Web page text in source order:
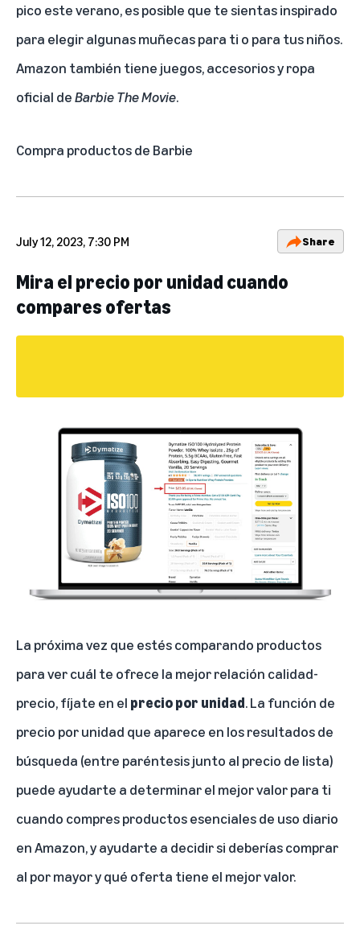
pico este verano, es posible que te sientas inspirado
para elegir algunas muñecas para ti o para tus niños.
Amazon también tiene juegos, accesorios y ropa
oficial deBarbie The Movie.
Compra productos de Barbie
July 12, 2023, 7:30 PM Share
Mira el precio por unidad cuando
compares ofertas
La próxima vez que estés comparando productos
para ver cuál te ofrece la mejor relación calidad-
precio, fíjate en el precio por unidad. La función de
precio por unidad que aparece en los resultados de
búsqueda (entre paréntesis junto al precio de lista)
puede ayudarte a determinar el mejor valor para ti
cuando compres productos esenciales de uso diario
en Amazon, y ayudarte a decidir si deberías comprar
al por mayor y qué oferta tiene el mejor valor.